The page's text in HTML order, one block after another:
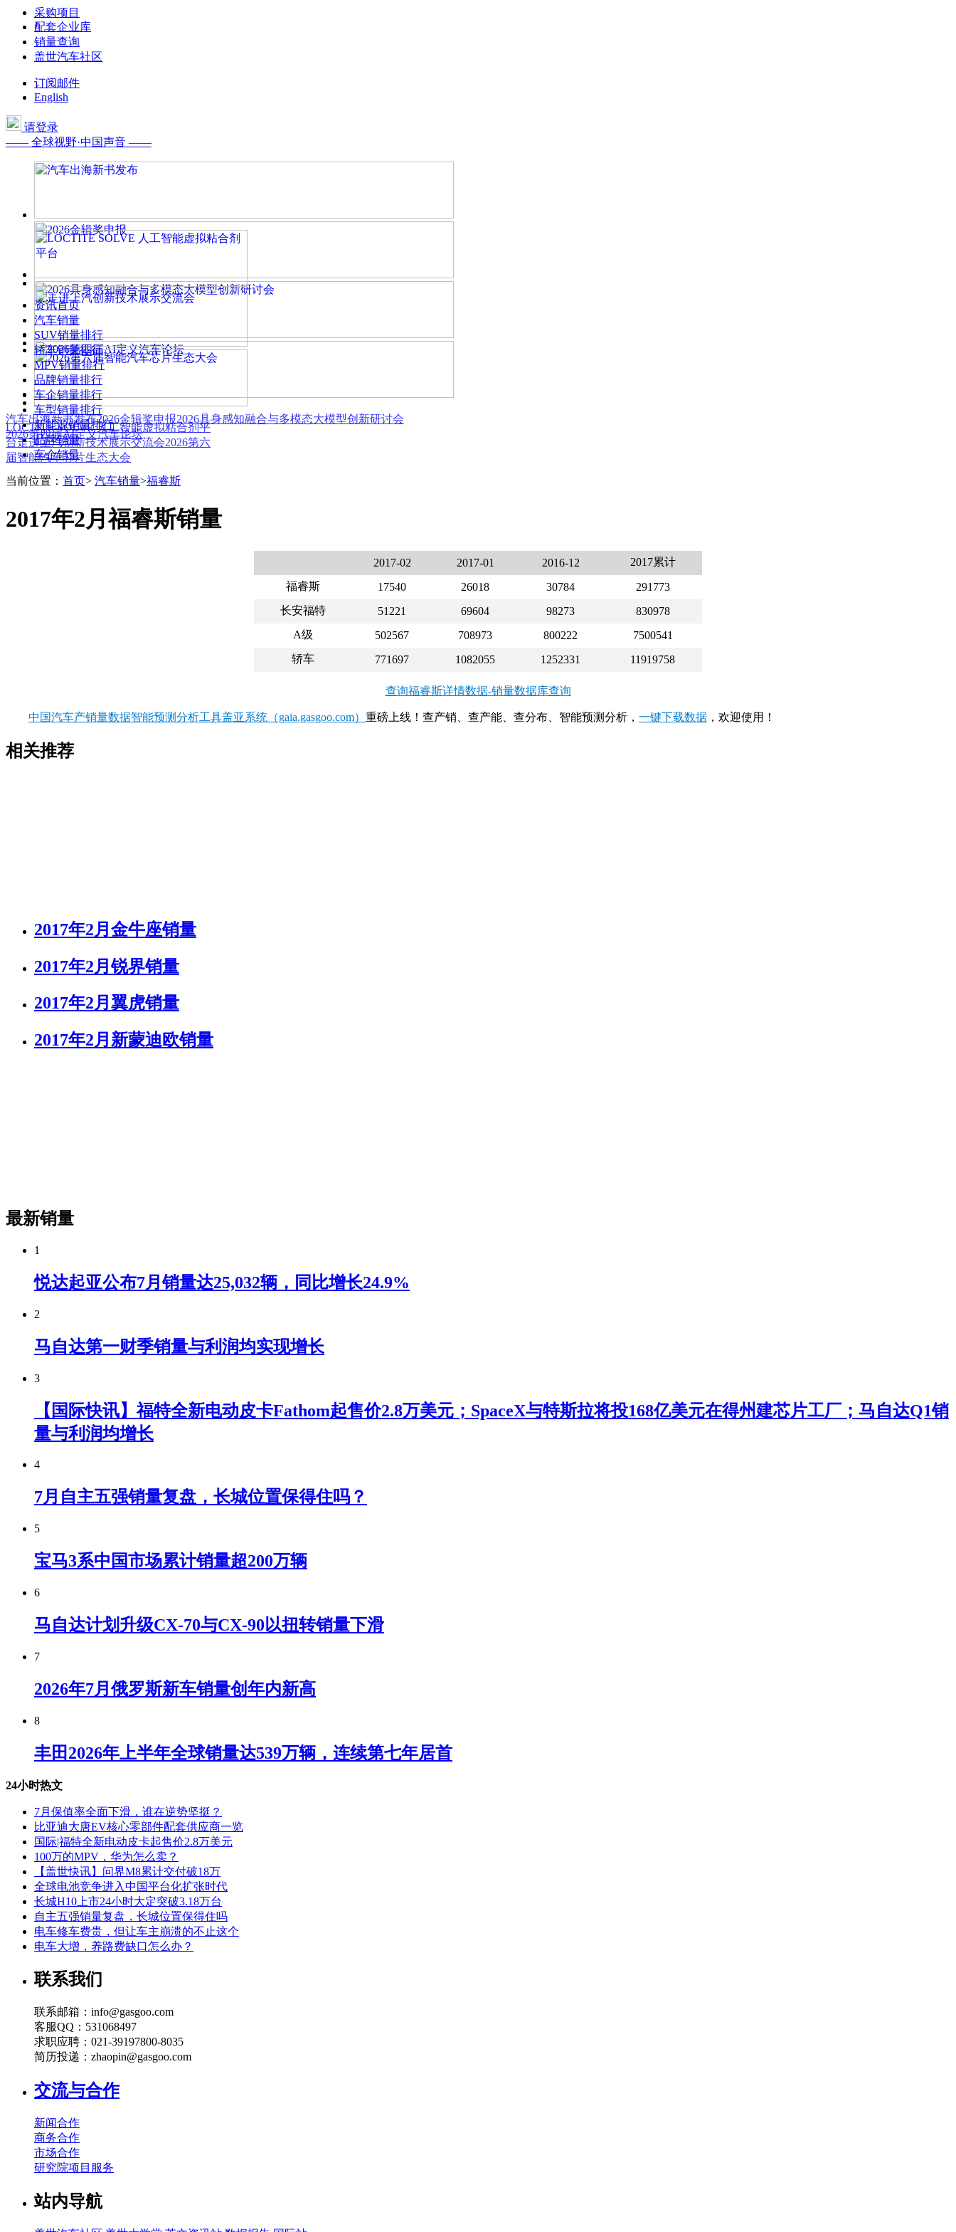
采购项目
配套企业库
销量查询
盖世汽车社区
订阅邮件
English
请登录
—— 全球视野·中国声音 ——
汽车出海新书发布2026金辑奖申报2026具身感知融合与多模态大模型创新研讨会
2026第四届AI定义汽车论坛
LOCTITE SOLVE 人工智能虚拟粘合剂平
台走进上汽创新技术展示交流会2026第六
届智能汽车芯片生态大会
资讯首页
汽车销量
SUV销量排行
轿车销量排行
MPV销量排行
品牌销量排行
车企销量排行
车型销量排行
新能源销量排行
品牌销量
车企销量
当前位置： 首页> 汽车销量>福睿斯
2017年2月福睿斯销量
2017-02 2017-01 2016-12
2017累计
福睿斯
17540 26018 30784
291773
长安福特
51221 69604 98273
830978
A级
502567 708973 800222
7500541
轿车
771697 1082055 1252331 11919758
查询福睿斯详情数据-销量数据库查询
中国汽车产销量数据智能预测分析工具盖亚系统（gaia.gasgoo.com） 重磅上线！查产销、查产能、查分布、智能预测分析， 一键下载数据 ，欢迎使用！
相关推荐
2017年2月金牛座销量
2017年2月锐界销量
2017年2月翼虎销量
2017年2月新蒙迪欧销量
最新销量
1
悦达起亚公布7月销量达25,032辆，同比增长24.9%
2
马自达第一财季销量与利润均实现增长
3
【国际快讯】福特全新电动皮卡Fathom起售价2.8万美元；SpaceX与特斯拉将投168亿美元在得州建芯片工厂；马自达Q1销
量与利润均增长
4
7月自主五强销量复盘，长城位置保得住吗？
5
宝马3系中国市场累计销量超200万辆
6
马自达计划升级CX-70与CX-90以扭转销量下滑
7
2026年7月俄罗斯新车销量创年内新高
8
丰田2026年上半年全球销量达539万辆，连续第七年居首
24小时热文
7月保值率全面下滑，谁在逆势坚挺？
比亚迪大唐EV核心零部件配套供应商一览
国际|福特全新电动皮卡起售价2.8万美元
100万的MPV，华为怎么卖？
【盖世快讯】问界M8累计交付破18万
全球电池竞争进入中国平台化扩张时代
长城H10上市24小时大定突破3.18万台
自主五强销量复盘，长城位置保得住吗
电车修车费贵，但让车主崩溃的不止这个
电车大增，养路费缺口怎么办？
联系我们
联系邮箱：info@gasgoo.com
客服QQ：531068497
求职应聘：021-39197800-8035
简历投递：zhaopin@gasgoo.com
交流与合作
新闻合作
商务合作
市场合作
研究院项目服务
站内导航